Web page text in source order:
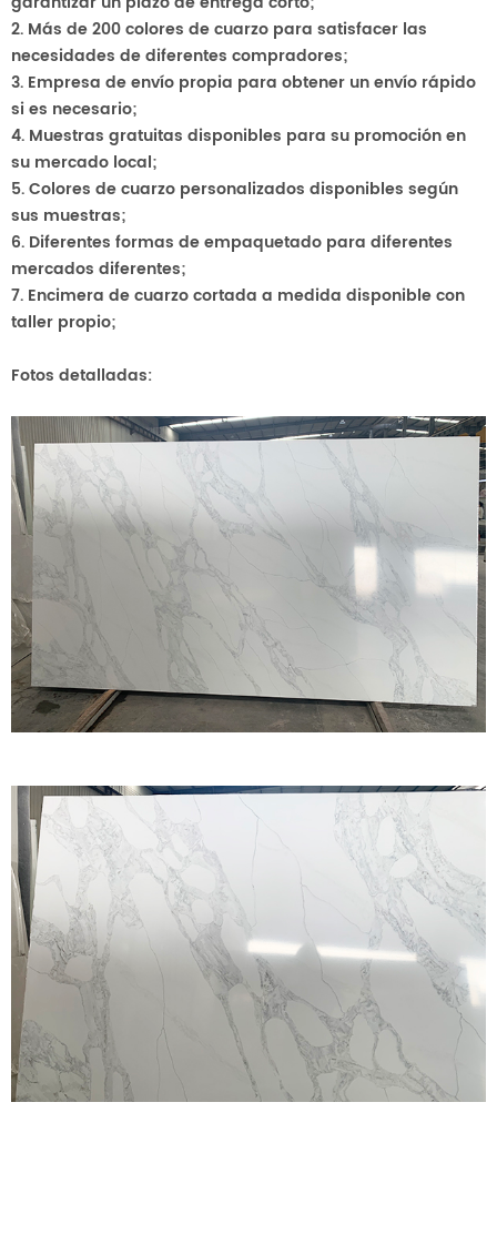
2. Más de 200 colores de cuarzo para satisfacer las
necesidades de diferentes compradores;
3. Empresa de envío propia para obtener un envío rápido
si es necesario;
4. Muestras gratuitas disponibles para su promoción en
su mercado local;
5. Colores de cuarzo personalizados disponibles según
sus muestras;
6. Diferentes formas de empaquetado para diferentes
mercados diferentes;
7. Encimera de cuarzo cortada a medida disponible con
taller propio;
Fotos detalladas: